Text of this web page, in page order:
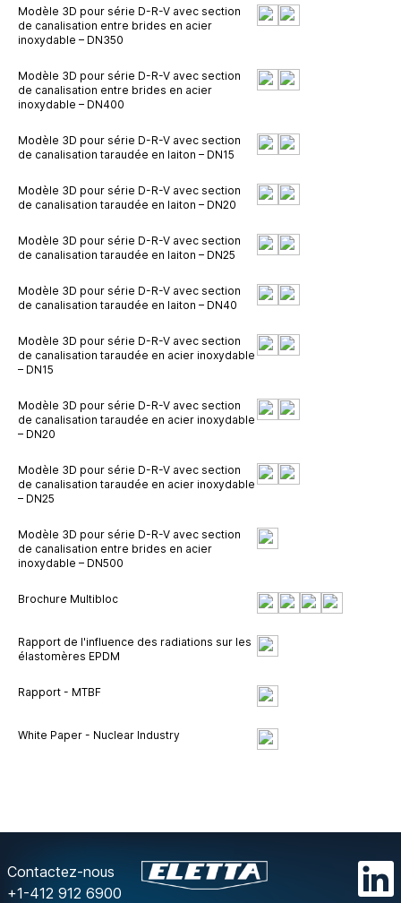
Modèle 3D pour série D-R-V avec section
de canalisation entre brides en acier
inoxydable – DN350
Modèle 3D pour série D-R-V avec section
de canalisation entre brides en acier
inoxydable – DN400
Modèle 3D pour série D-R-V avec section
de canalisation taraudée en laiton – DN15
Modèle 3D pour série D-R-V avec section
de canalisation taraudée en laiton – DN20
Modèle 3D pour série D-R-V avec section
de canalisation taraudée en laiton – DN25
Modèle 3D pour série D-R-V avec section
de canalisation taraudée en laiton – DN40
Modèle 3D pour série D-R-V avec section
de canalisation taraudée en acier inoxydable
– DN15
Modèle 3D pour série D-R-V avec section
de canalisation taraudée en acier inoxydable
– DN20
Modèle 3D pour série D-R-V avec section
de canalisation taraudée en acier inoxydable
– DN25
Modèle 3D pour série D-R-V avec section
de canalisation entre brides en acier
inoxydable – DN500
Brochure Multibloc
Rapport de l'influence des radiations sur les
élastomères EPDM
Rapport - MTBF
White Paper - Nuclear Industry
Contactez-nous
+1-412 912 6900